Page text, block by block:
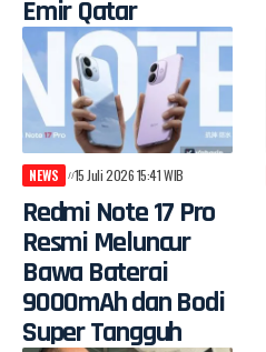
Emir Qatar
NEWS 15 Juli 2026 15:41 WIB
Redmi Note 17 Pro
Resmi Meluncur
Bawa Baterai
9000mAh dan Bodi
Super Tangguh